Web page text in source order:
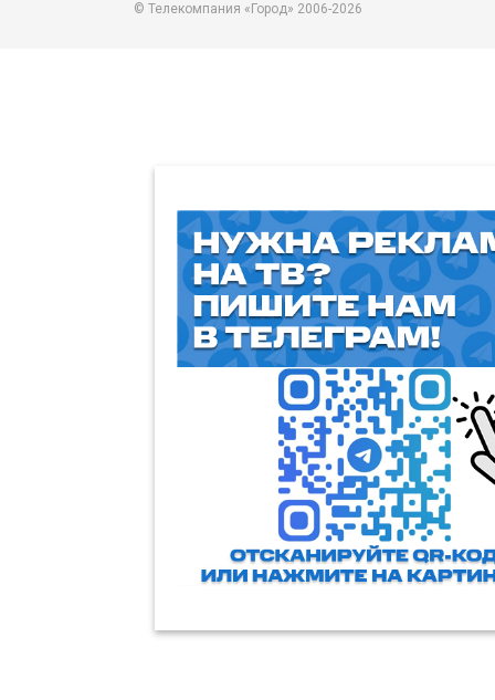
© Телекомпания «Город» 2006-2026